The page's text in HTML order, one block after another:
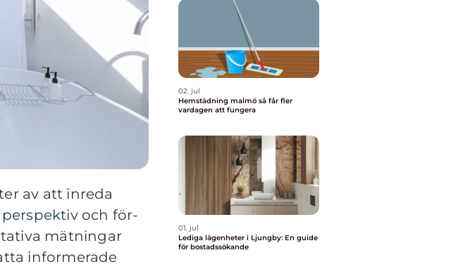
av att inreda
och för-
mätningar
informerade
02. jul
Hemstädning malmö så får fler
vardagen att fungera
01. jul
Lediga lägenheter i Ljungby: En guide
för bostadssökande